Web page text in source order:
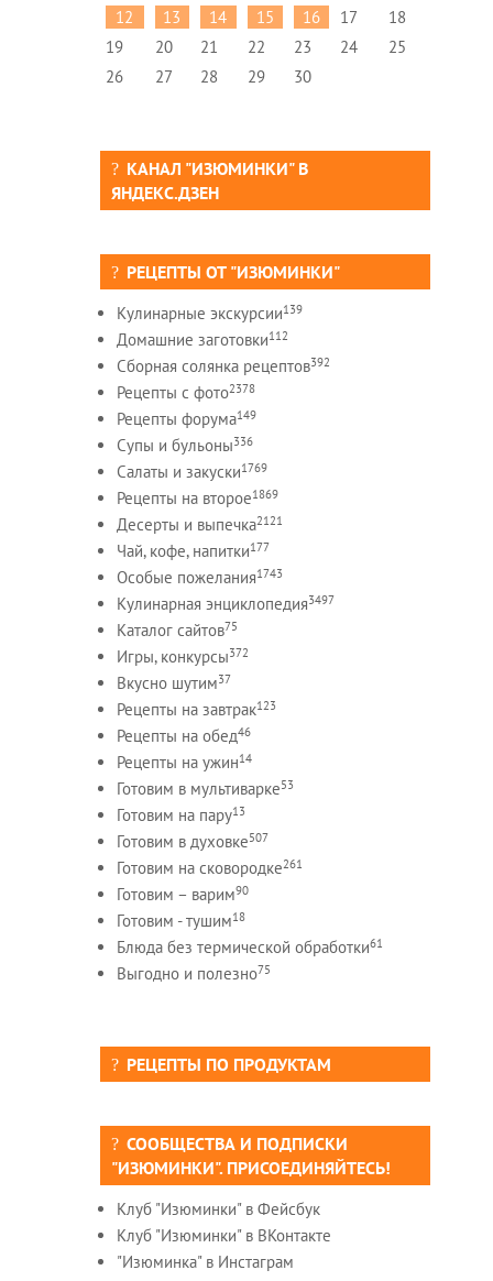
12
13 14 15 16 17
18
19
20 21 22 23 24
25
26
27 28 29 30
КАНАЛ "ИЗЮМИНКИ" В
ЯНДЕКС.ДЗЕН
РЕЦЕПТЫ ОТ "ИЗЮМИНКИ"
Кулинарные экскурсии139
Домашние заготовки112
Сборная солянка рецептов392
Рецепты c фото2378
Рецепты форума149
Супы и бульоны336
Салаты и закуски1769
Рецепты на второе1869
Десерты и выпечка2121
Чай, кофе, напитки177
Особые пожелания1743
Кулинарная энциклопедия3497
Каталог сайтов75
Игры, конкурсы372
Вкусно шутим37
Рецепты на завтрак123
Рецепты на обед46
Рецепты на ужин14
Готовим в мультиварке53
Готовим на пару13
Готовим в духовке507
Готовим на сковородке261
Готовим – варим90
Готовим - тушим18
Блюда без термической обработки61
Выгодно и полезно75
РЕЦЕПТЫ ПО ПРОДУКТАМ
СООБЩЕСТВА И ПОДПИСКИ
"ИЗЮМИНКИ". ПРИСОЕДИНЯЙТЕСЬ!
Клуб "Изюминки" в Фейсбук
Клуб "Изюминки" в ВКонтакте
"Изюминка" в Инстаграм